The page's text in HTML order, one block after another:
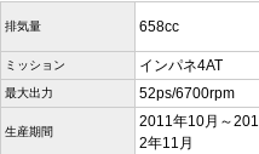
排気量 658cc
ミッション インパネ4AT
最大出力 52ps/6700rpm
生産期間
2011年10月～201
2年11月